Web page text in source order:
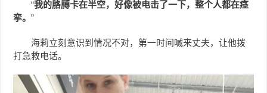
“我的胳膊卡在半空，好像被电击了一下，整个人都在痉
挛。”
海莉立刻意识到情况不对，第一时间喊来丈夫，让他拨
打急救电话。